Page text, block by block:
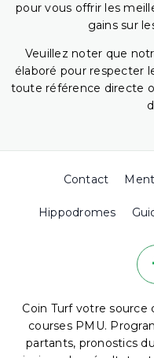
pour vous offrir les
gains sur
Veuillez noter que
élaboré pour respecter
toute référence directe
Contact
Hippodromes
Coin Turf votre
courses PMU.
partants, pronostics